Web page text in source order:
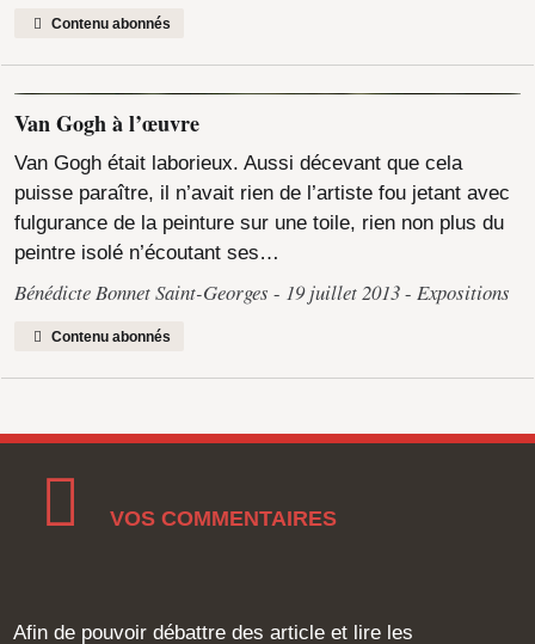
Contenu abonnés
Van Gogh à l’œuvre
Van Gogh était laborieux. Aussi décevant que cela
puisse paraître, il n’avait rien de l’artiste fou jetant avec
fulgurance de la peinture sur une toile, rien non plus du
peintre isolé n’écoutant ses…
Bénédicte Bonnet Saint-Georges 19 juillet 2013 Expositions
Contenu abonnés
VOS COMMENTAIRES
Afin de pouvoir débattre des article et lire les